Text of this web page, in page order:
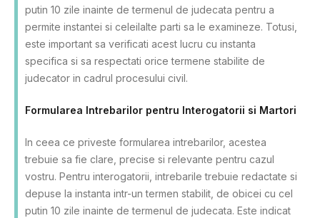
putin 10 zile inainte de termenul de judecata pentru a
permite instantei si celeilalte parti sa le examineze. Totusi,
este important sa verificati acest lucru cu instanta
specifica si sa respectati orice termene stabilite de
judecator in cadrul procesului civil.
Formularea Intrebarilor pentru Interogatorii si Martori
In ceea ce priveste formularea intrebarilor, acestea
trebuie sa fie clare, precise si relevante pentru cazul
vostru. Pentru interogatorii, intrebarile trebuie redactate si
depuse la instanta intr-un termen stabilit, de obicei cu cel
putin 10 zile inainte de termenul de judecata. Este indicat